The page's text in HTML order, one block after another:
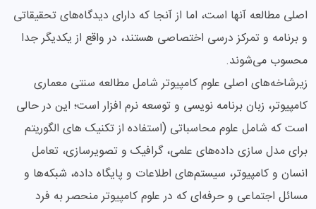
اصلی مطالعه آنها است، اما از آنجا که دارای دیدگاه‌های تحقیقاتی
و برنامه و تمرکز درسی اختصاصی هستند، در واقع از یکدیگر جدا
محسوب می‌شوند.
زیرشاخه‌های اصلی علوم کامپیوتر شامل مطالعه سنتی معماری
کامپیوتر، زبان برنامه نویسی و توسعه نرم افزار است؛ این در حالی
است که شامل علوم محاسباتی (استفاده از تکنیک های الگوریتم
برای مدل سازی داده‌های علمی، گرافیک و تصویرسازی، تعامل
انسان و کامپیوتر، سیستم‌های اطلاعات و پایگاه داده، شبکه‌ها و
مسائل اجتماعی و حرفه‌ای که در علوم کامپیوتر منحصر به فرد